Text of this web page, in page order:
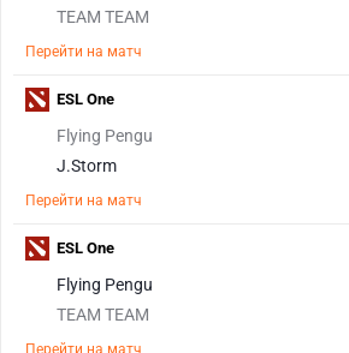
TEAM TEAM
Перейти на матч
Flying Pengu
J.Storm
Перейти на матч
ESL One
Flying Pengu
TEAM TEAM
Перейти на матч
ESL One